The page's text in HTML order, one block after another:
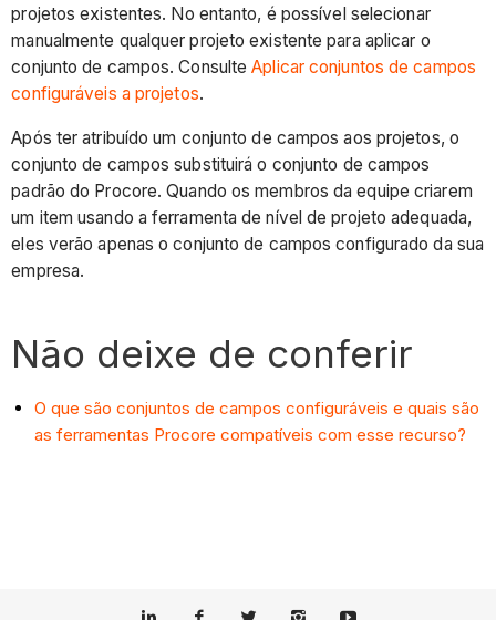
projetos existentes. No entanto, é possível selecionar
manualmente qualquer projeto existente para aplicar o
conjunto de campos. ConsulteAplicar conjuntos de campos
configuráveis a projetos.
Após ter atribuído um conjunto de campos aos projetos, o
conjunto de campos substituirá o conjunto de campos
padrão do Procore. Quando os membros da equipe criarem
um item usando a ferramenta de nível de projeto adequada,
eles verão apenas o conjunto de campos configurado da sua
empresa.
Não deixe de conferir
O que são conjuntos de campos configuráveis e quais são
as ferramentas Procore compatíveis com esse recurso?